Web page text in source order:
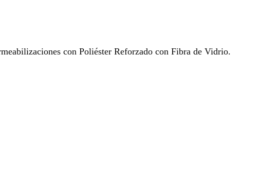
con Poliéster Reforzado con Fibra de Vidrio.